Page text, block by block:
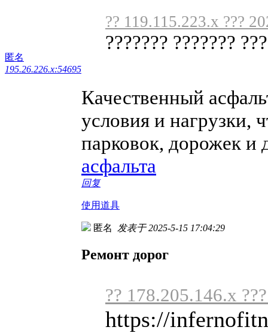
匿名
195.26.226.x:54695
?? 119.115.223.x ???
??????? ???????
Качественный
условия и нагрузки,
парковок, дорожек
асфальта
回复
使用道具
匿名 发表于 2025-5-15 17:04:29
Ремонт дорог
?? 178.205.146.x
https://